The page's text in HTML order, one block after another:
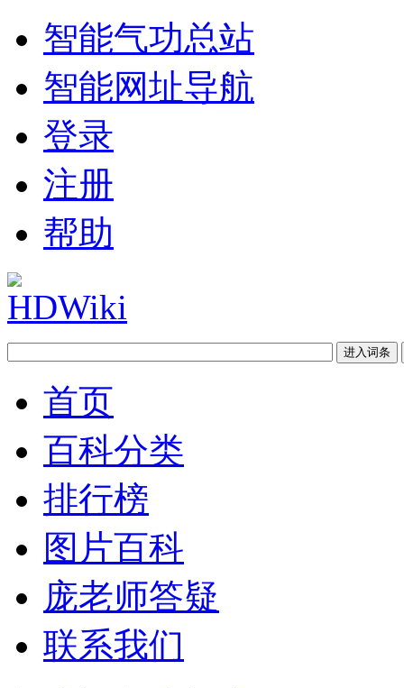
智能气功总站
智能网址导航
登录
注册
帮助
首页
百科分类
排行榜
图片百科
庞老师答疑
联系我们